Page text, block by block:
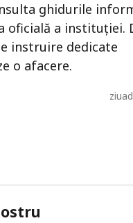
ghidurile
oficială a instituției.
instruire dedicate
o afacere.